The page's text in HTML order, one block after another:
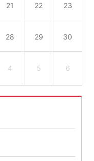
21 22 23
28 29 30
4 5 6